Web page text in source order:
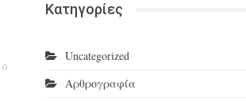
0
Κατηγορίες
Uncategorized
Αρθρογραφία